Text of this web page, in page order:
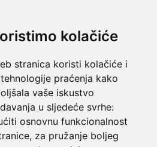
kolačiće
stranica koristi kolačiće i
praćenja kako
vaše iskustvo
u sljedeće svrhe:
osnovnu funkcionalnost
, za pružanje boljeg
kod vas
novaca
Roba za novac
raspolaganju
plaćanje